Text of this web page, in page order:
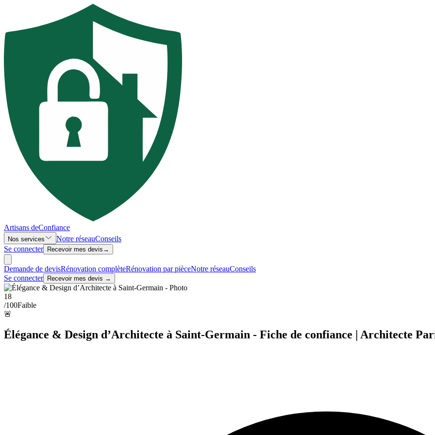
Artisans deConfiance
Nos services Notre réseauConseils
Se connecter
Recevoir mes devis →
Demande de devisRénovation complèteRénovation par pièceNotre réseauConseils
Se connecter
Recevoir mes devis →
18
/100Faible
🚨
Élégance & Design d’Architecte à Saint-Germain - Fiche de confiance | Architecte